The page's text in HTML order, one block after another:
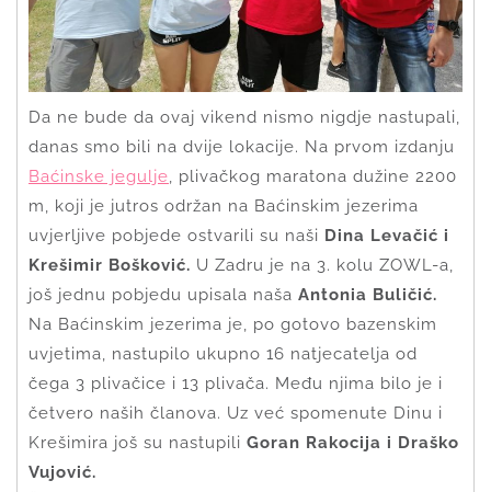
Da ne bude da ovaj vikend nismo nigdje nastupali,
danas smo bili na dvije lokacije. Na prvom izdanju
Baćinske jegulje, plivačkog maratona dužine 2200
m, koji je jutros održan na Baćinskim jezerima
uvjerljive pobjede ostvarili su naši Dina Levačić i
Krešimir Bošković. U Zadru je na 3. kolu ZOWL-a,
još jednu pobjedu upisala naša Antonia Buličić.
Na Baćinskim jezerima je, po gotovo bazenskim
uvjetima, nastupilo ukupno 16 natjecatelja od
čega 3 plivačice i 13 plivača. Među njima bilo je i
četvero naših članova. Uz već spomenute Dinu i
Krešimira još su nastupili Goran Rakocija i Draško
Vujović.